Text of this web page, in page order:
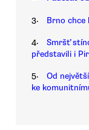
3. Brno chce
4.
Smršť
představili i
5.
Od
ke